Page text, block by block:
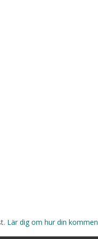
Lär dig om hur din